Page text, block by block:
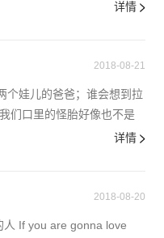
详情
2018-08-21
个娃儿的爸爸；谁会想到拉
们口里的怪胎好像也不是
详情
2018-08-20
If you are gonna love